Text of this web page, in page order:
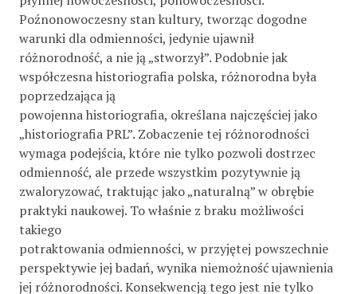
Poźnonowoczesny stan kultury, tworząc dogodne
warunki dla odmienności, jedynie ujawnił
różnorodność, a nie ją „stworzył”. Podobnie jak
współczesna historiografia polska, różnorodna była
poprzedzająca ją
powojenna historiografia, określana najczęściej jako
„historiografia PRL”. Zobaczenie tej różnorodności
wymaga podejścia, które nie tylko pozwoli dostrzec
odmienność, ale przede wszystkim pozytywnie ją
zwaloryzować, traktując jako „naturalną” w obrębie
praktyki naukowej. To właśnie z braku możliwości
takiego
potraktowania odmienności, w przyjętej powszechnie
perspektywie jej badań, wynika niemożność ujawnienia
jej różnorodności. Konsekwencją tego jest nie tylko